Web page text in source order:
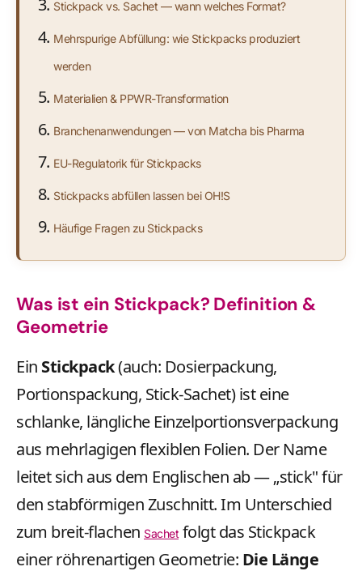
Stickpack vs. Sachet — wann welches Format?
Mehrspurige Abfüllung: wie Stickpacks produziert
werden
Materialien & PPWR-Transformation
Branchenanwendungen — von Matcha bis Pharma
EU-Regulatorik für Stickpacks
Stickpacks abfüllen lassen bei OH!S
Häufige Fragen zu Stickpacks
Was ist ein Stickpack? Definition &
Geometrie
Ein Stickpack(auch: Dosierpackung,
Portionspackung, Stick-Sachet) ist eine
schlanke, längliche Einzelportionsverpackung
aus mehrlagigen flexiblen Folien. Der Name
leitet sich aus dem Englischen ab — „stick" für
den stabförmigen Zuschnitt. Im Unterschied
zum breit-flachen Sachetfolgt das Stickpack
einer röhrenartigen Geometrie: Die Länge